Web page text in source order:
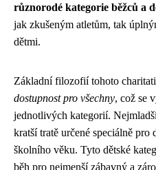
různorodé kategorie běžců a
jak zkušeným atletům, tak
dětmi.
Základní filozofií tohoto
dostupnost pro všechny, což se
jednotlivých kategorií.
kratší tratě určené speciálně
školního věku. Tyto dětské
běh pro nejmenší zábavný a